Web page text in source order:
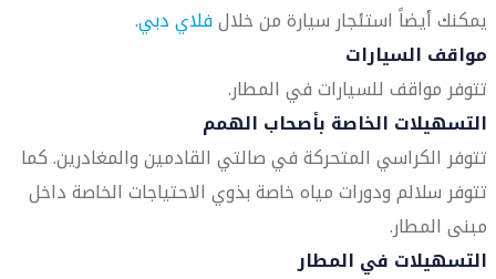
يمكنك أيضاً استئجار سيارة من خلالفلاي دبي.
مواقف السيارات
تتوفر مواقف للسيارات في المطار.
التسهيلات الخاصة بأصحاب الهمم
تتوفر الكراسي المتحركة في صالتي القادمين والمغادرين. كما
تتوفر سلالم ودورات مياه خاصة بذوي الاحتياجات الخاصة داخل
مبنى المطار.
التسهيلات في المطار